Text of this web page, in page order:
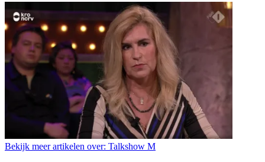
Bekijk meer artikelen over: Talkshow M